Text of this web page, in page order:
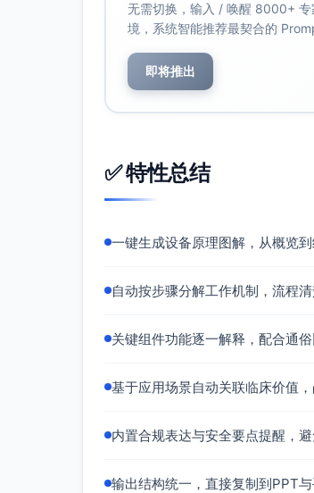
超压时快速关断吸气并
关键组件功能
混气系统（O2/空气混合器
吸气驱动单元（涡轮/压缩机
精准维持呼气末压力，
实时测量气道压力用于
采集瞬时流量、计算潮
氧浓度传感器（FiO2）
微处理器控制单元
患者管路与接口（有创回路
无需切换，输入 / 唤醒 8000+ 专
境，系统智能推荐最契合的
即将推出
✅ 特性总结
一键生成设备原理图解，从概览
自动按步骤分解工作机制，流程
关键组件功能逐一解释，配合通
基于应用场景自动关联临床价值
内置合规表达与安全要点提醒，
输出结构统一，直接复制到PPT